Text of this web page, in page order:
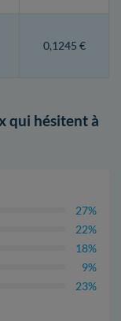
0,1245 €
qui hésitent à
27%
22%
18%
9%
23%